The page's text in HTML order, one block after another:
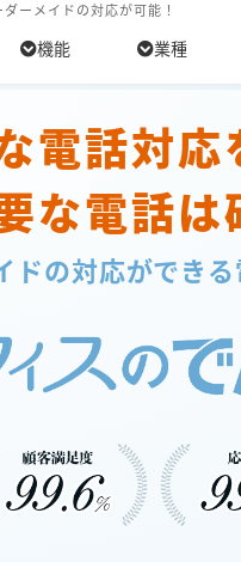
ーメイドの対応が可能！
機能 業種
電話対応
な電話は
ドの対応ができる